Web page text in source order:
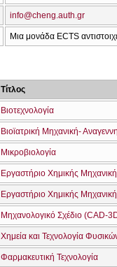
info@cheng.auth.gr
Μια μονάδα ECTS
Τίτλος
Βιοτεχνολογία
Βιοϊατρική Μηχανική-
Μικροβιολογία
Εργαστήριο Χημικής
Εργαστήριο Χημικής
Μηχανολογικό Σχέδιο (CAD-
Χημεία και Τεχνολογία
Φαρμακευτική Τεχνολογία